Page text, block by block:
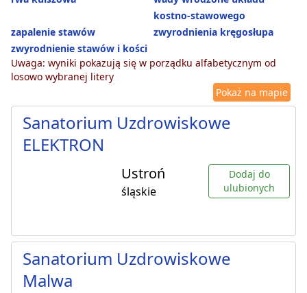
kostno-stawowego
zapalenie stawów
zwyrodnienia kręgosłupa
zwyrodnienie stawów i kości
Uwaga: wyniki pokazują się w porządku alfabetycznym od
losowo wybranej litery
Pokaż na mapie
Sanatorium Uzdrowiskowe
ELEKTRON
Ustroń
śląskie
Dodaj do
ulubionych
Sanatorium Uzdrowiskowe
Malwa